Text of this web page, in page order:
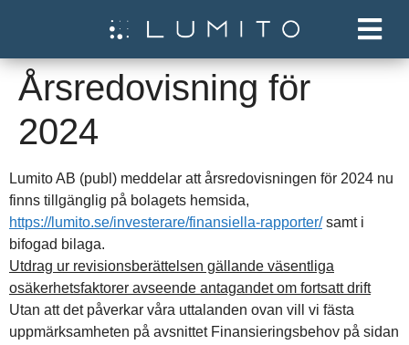
Årsredovisning för
2024
Lumito AB (publ) meddelar att årsredovisningen för 2024 nu
finns tillgänglig på bolagets hemsida,
https://lumito.se/investerare/finansiella-rapporter/samt i
bifogad bilaga.
Utdrag ur revisionsberättelsen gällande väsentliga
osäkerhetsfaktorer avseende antagandet om fortsatt drift
Utan att det påverkar våra uttalanden ovan vill vi fästa
uppmärksamheten på avsnittet Finansieringsbehov på sidan